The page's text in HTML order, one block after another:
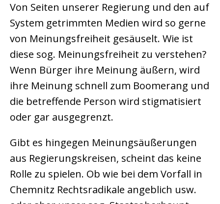
Von Seiten unserer Regierung und den auf
System getrimmten Medien wird so gerne
von Meinungsfreiheit gesäuselt. Wie ist
diese sog. Meinungsfreiheit zu verstehen?
Wenn Bürger ihre Meinung äußern, wird
ihre Meinung schnell zum Boomerang und
die betreffende Person wird stigmatisiert
oder gar ausgegrenzt.
Gibt es hingegen Meinungsäußerungen
aus Regierungskreisen, scheint das keine
Rolle zu spielen. Ob wie bei dem Vorfall in
Chemnitz Rechtsradikale angeblich usw.